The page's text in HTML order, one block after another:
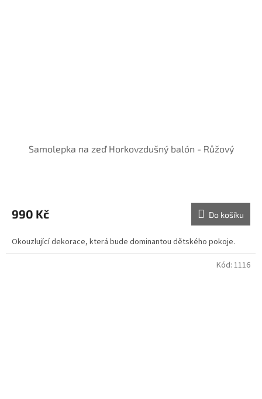
Samolepka na zeď Horkovzdušný balón - Růžový
990 Kč Do košíku
Okouzlující dekorace, která bude dominantou dětského pokoje.
Kód: 1116